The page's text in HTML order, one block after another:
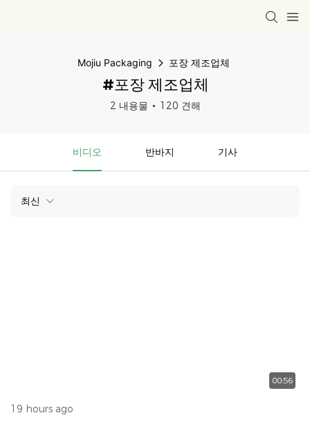
Mojiu Packaging 포장 제조업체
#포장 제조업체
2 내용물 120 견해
비디오 반바지 기사
최신
00:56
19 hours ago